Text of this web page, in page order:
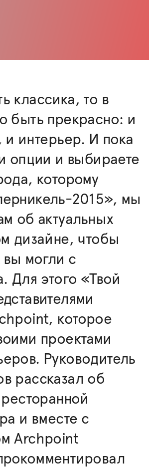
классика, то в
быть прекрасно: и
интерьер. И пока
опции и выбираете
которому
2015», мы
об актуальных
дизайне, чтобы
вы могли с
Для этого «Твой
которое
проектами
Руководитель
рассказал об
и вместе с
Archpoint